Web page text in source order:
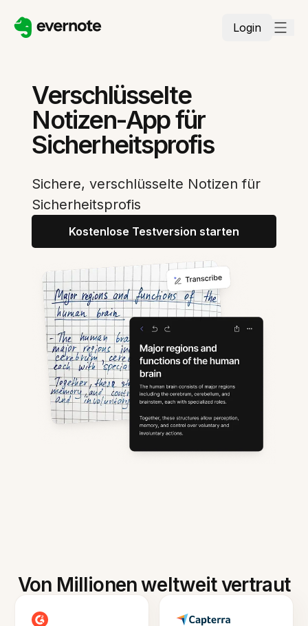
Login
Verschlüsselte
Notizen-App für
Sicherheitsprofis
Sichere, verschlüsselte Notizen für
Sicherheitsprofis
Kostenlose Testversion starten
Von Millionen weltweit vertraut